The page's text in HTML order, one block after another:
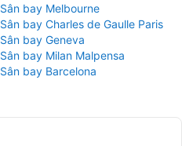
Sân bay Melbourne
Sân bay Charles de Gaulle Paris
Sân bay Geneva
Sân bay Milan Malpensa
Sân bay Barcelona